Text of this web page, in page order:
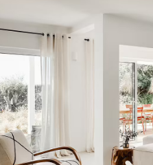
Appartement Design
Design Suédois En Quelques
Idées Déco En 10 Photos
Méli-Mélo
Tendance
Interieurs
La Décoration Selon Votre
Les Trouvailles Déco Du Jour
Maison Appartement Écologique